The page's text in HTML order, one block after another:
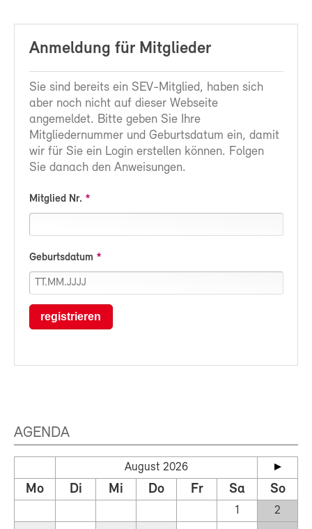
Anmeldung für Mitglieder
Sie sind bereits ein SEV-Mitglied, haben sich
aber noch nicht auf dieser Webseite
angemeldet. Bitte geben Sie Ihre
Mitgliedernummer und Geburtsdatum ein, damit
wir für Sie ein Login erstellen können. Folgen
Sie danach den Anweisungen.
Mitglied Nr.
Geburtsdatum
registrieren
AGENDA
August 2026
Mo Di Mi Do Fr Sa So
1
2